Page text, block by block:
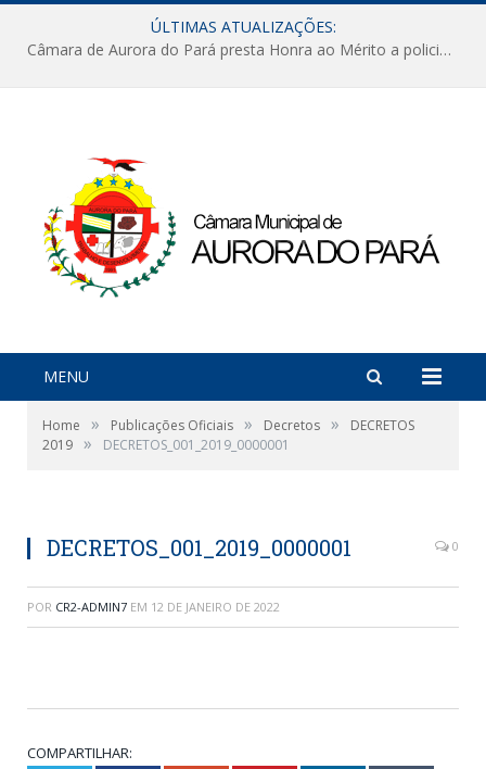
ÚLTIMAS ATUALIZAÇÕES:
Câmara de Aurora do Pará presta Honra ao Mérito a policiais militares em sessão marcada por reconhecimento e emoção
MENU
Home » Publicações Oficiais » Decretos »
DECRETOS
2019 » DECRETOS_001_2019_0000001
DECRETOS_001_2019_0000001 0
POR CR2-ADMIN7 EM 12 DE JANEIRO DE 2022
COMPARTILHAR: